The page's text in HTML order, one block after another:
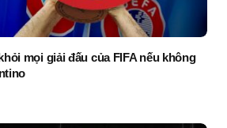
mọi giải đấu của FIFA nếu không